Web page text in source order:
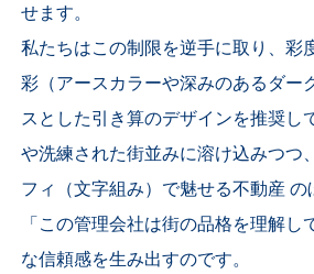
せます。
私たちはこの制限を逆手に取り、彩
彩（アースカラーや深みのあるダー
スとした引き算のデザインを推奨し
や洗練された街並みに溶け込みつつ
フィ（文字組み）で魅せる不動産 の
「この管理会社は街の品格を理解
な信頼感を生み出すのです。